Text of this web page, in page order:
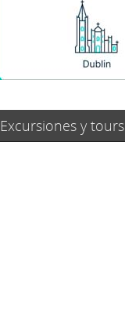
Excursiones y tours